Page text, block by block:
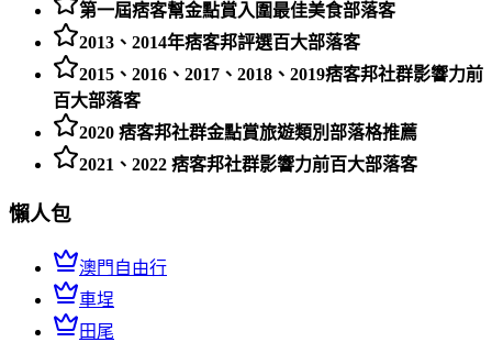
第一屆痞客幫金點賞入圍最佳美食部落客
2013、2014年痞客邦評選百大部落客
2015、2016、2017、2018、2019痞客邦社群影響力前
百大部落客
2020 痞客邦社群金點賞旅遊類別部落格推薦
2021、2022 痞客邦社群影響力前百大部落客
懶人包
澳門自由行
車埕
田尾